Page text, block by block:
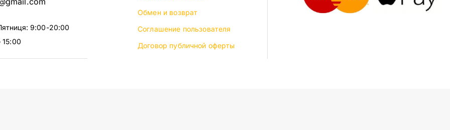
9:00-20:00
15:00
Обмен и возврат
Соглашение пользователя
Договор публичной оферты